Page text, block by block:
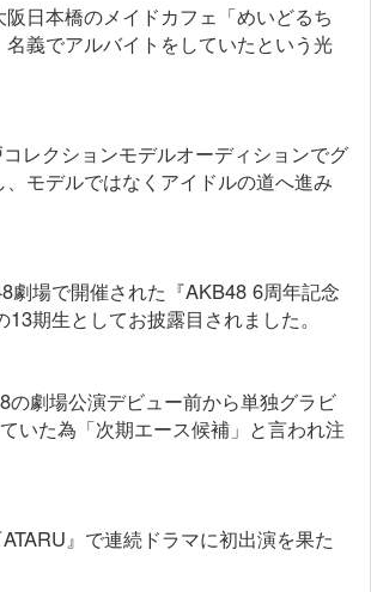
日本橋のメイドカフェ「めいどるち
名義でアルバイトをしていたという光
レクションモデルオーディションでグ
モデルではなくアイドルの道へ進み
劇場で開催された『AKB48 6周年記念
期生としてお披露目されました。
の劇場公演デビュー前から単独グラビ
いた為「次期エース候補」と言われ注
』で連続ドラマに初出演を果た